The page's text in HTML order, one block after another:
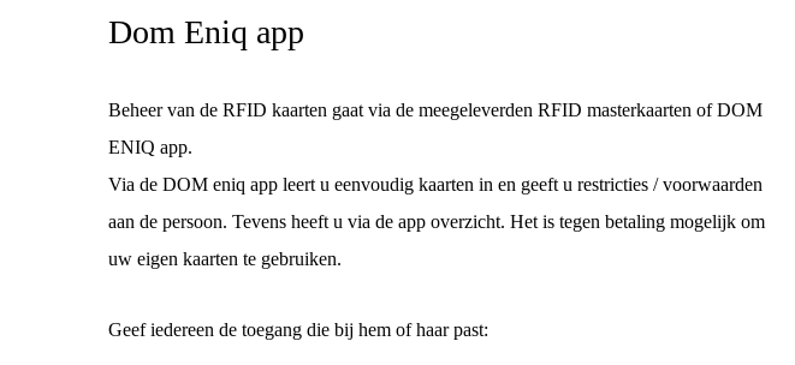
Dom Eniq app
Beheer van de RFID kaarten gaat via de meegeleverden RFID masterkaarten of DOM
ENIQ app.
Via de DOM eniq app leert u eenvoudig kaarten in en geeft u restricties / voorwaarden
aan de persoon. Tevens heeft u via de app overzicht. Het is tegen betaling mogelijk om
uw eigen kaarten te gebruiken.
Geef iedereen de toegang die bij hem of haar past: